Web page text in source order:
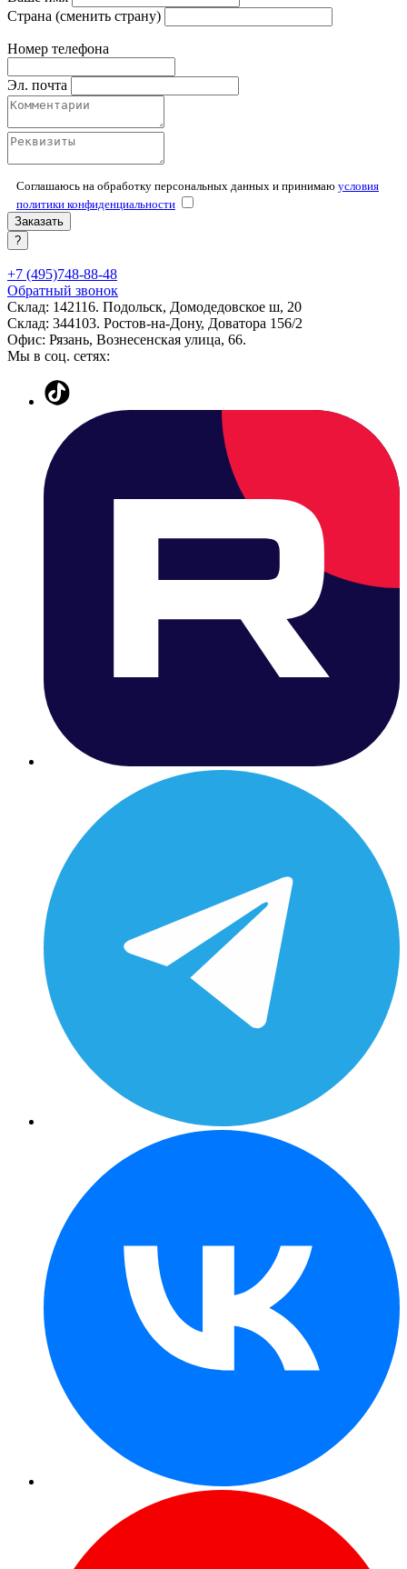
Страна (сменить страну)
Номер телефона
Эл. почта
Соглашаюсь на обработку персональных данных и принимаю условия
политики конфиденциальности
Заказать
?
+7 (495)748-88-48
Обратный звонок
Склад: 142116. Подольск, Домодедовское ш, 20
Склад: 344103. Ростов-на-Дону, Доватора 156/2
Офис: Рязань, Вознесенская улица, 66.
Мы в соц. сетях: